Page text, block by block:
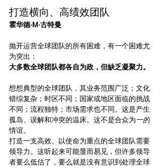
打造横向、高绩效团队
霍华德·M·古特曼
抛开运营全球团队的所有困难，有一个困难尤
为突出：
大多数全球团队都各自为政，但缺乏凝聚力。
想想典型的全球团队，其业务范围广泛；文化
错综复杂；时区不同；国家或地区面临的挑战
不同；流程独特；市场需求也不同。这是产生
孤岛、误解和冲突的温床。这不是合众为一的
情谊。
打造一支高效、以使命为重点的全球团队需要
领导力。这听起来可能显而易见，但许多领导
者要么低估了，要么就是没有意识到处理全球